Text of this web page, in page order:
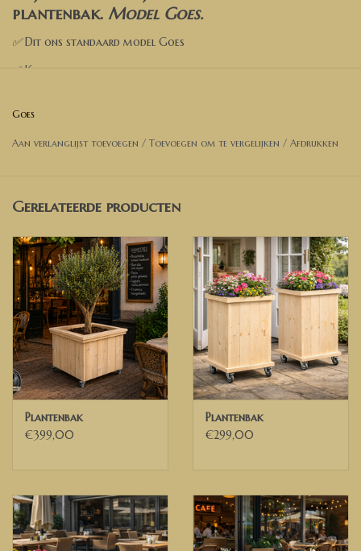
plantenbak. Model Goes.
✅Dit ons standaard model Goes
✅ Kies een kleur
Lengte 80 cm
Breedte 80 cm
Hoogte 55 cm
Model op de foto is naturel (onbehandeld)
✅ Heeft u andere wensen of ideeën, neem dan gerust contact met
ons op. Dan kunnen wij de mogelijkheden bespreken.
Goes
Aan verlanglijst toevoegen / Toevoegen om te vergelijken / Afdrukken
Gerelateerde producten
Plantenbak
€399,00
Plantenbak
€299,00